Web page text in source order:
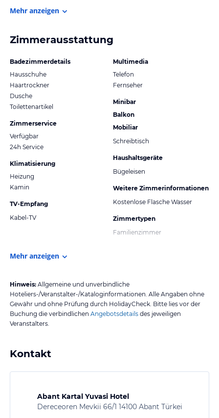
Mehr anzeigen
Zimmerausstattung
Badezimmerdetails
Hausschuhe
Haartrockner
Dusche
Toilettenartikel
Zimmerservice
Verfügbar
24h Service
Klimatisierung
Heizung
Kamin
TV-Empfang
Kabel-TV
Multimedia
Telefon
Fernseher
Minibar
Balkon
Mobiliar
Schreibtisch
Haushaltsgeräte
Bügeleisen
Weitere Zimmerinformationen
Kostenlose Flasche Wasser
Zimmertypen
Familienzimmer
Mehr anzeigen
Hinweis: Allgemeine und unverbindliche
Hoteliers-/Veranstalter-/Kataloginformationen. Alle Angaben ohne
Gewähr und ohne Prüfung durch HolidayCheck. Bitte lies vor der
Buchung die verbindlichen Angebotsdetails des jeweiligen
Veranstalters.
Kontakt
Abant Kartal Yuvasi Hotel
Dereceoren Mevkii 66/1 14100 Abant Türkei